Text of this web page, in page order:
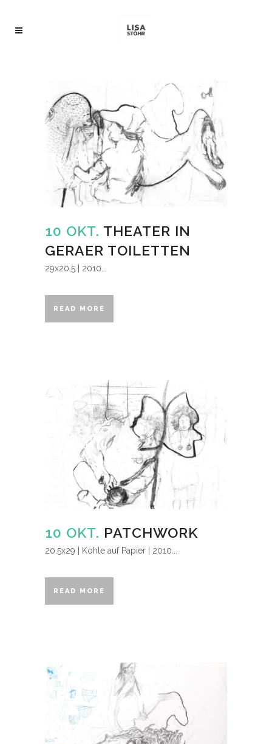
10 OKT. THEATER IN
GERAER TOILETTEN
29x20,5 | 2010...
READ MORE
10 OKT. PATCHWORK
20.5x29 | Kohle auf Papier | 2010...
READ MORE